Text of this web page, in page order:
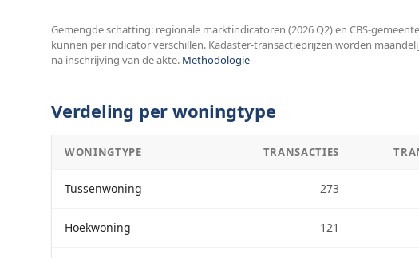
Gemengde schatting: regionale marktindicatoren (2026 Q2) en CBS-
kunnen per indicator verschillen. Kadaster-transactieprijzen worden
na inschrijving van de akte. Methodologie
Verdeling per woningtype
WONINGTYPE TRANSACTIES
Tussenwoning 273
Hoekwoning 121